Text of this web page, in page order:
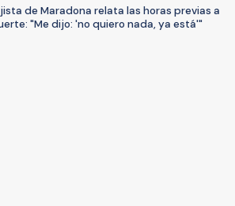
de Maradona relata las horas previas a
"Me dijo: 'no quiero nada, ya está'"